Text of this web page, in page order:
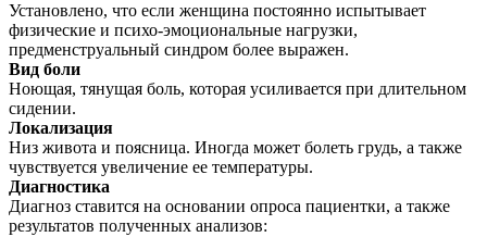
Установлено, что если женщина постоянно испытывает
физические и психо-эмоциональные нагрузки,
предменструальный синдром более выражен.
Вид боли
Ноющая, тянущая боль, которая усиливается при длительном
сидении.
Локализация
Низ живота и поясница. Иногда может болеть грудь, а также
чувствуется увеличение ее температуры.
Диагностика
Диагноз ставится на основании опроса пациентки, а также
результатов полученных анализов: